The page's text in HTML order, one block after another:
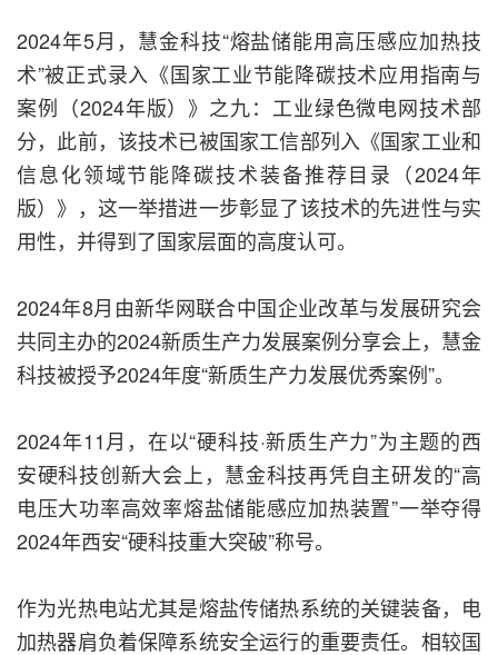
2024年5月，慧金科技“熔盐储能用高压感应加热技
术”被正式录入《国家工业节能降碳技术应用指南与
案例（2024年版）》之九：工业绿色微电网技术部
分，此前，该技术已被国家工信部列入《国家工业和
信息化领域节能降碳技术装备推荐目录（2024年
版）》，这一举措进一步彰显了该技术的先进性与实
用性，并得到了国家层面的高度认可。
2024年8月由新华网联合中国企业改革与发展研究会
共同主办的2024新质生产力发展案例分享会上，慧金
科技被授予2024年度“新质生产力发展优秀案例”。
2024年11月，在以“硬科技·新质生产力”为主题的西
安硬科技创新大会上，慧金科技再凭自主研发的“高
电压大功率高效率熔盐储能感应加热装置”一举夺得
2024年西安“硬科技重大突破”称号。
作为光热电站尤其是熔盐传储热系统的关键装备，电
加热器肩负着保障系统安全运行的重要责任。相较国